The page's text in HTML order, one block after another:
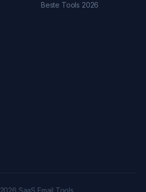
Beste Tools 2026
SaaS Email Tools